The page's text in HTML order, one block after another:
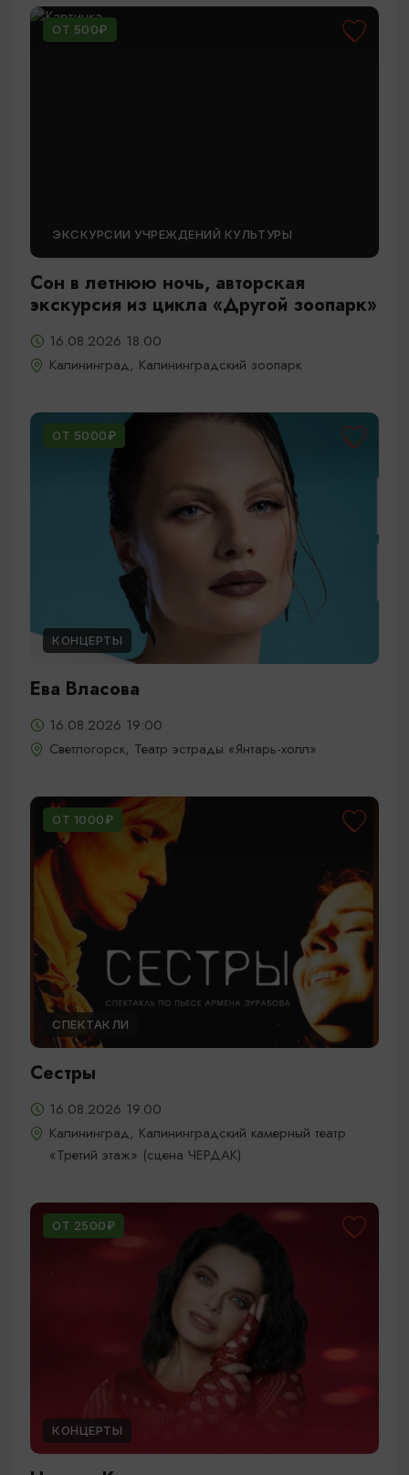
ОТ 500₽
ЭКСКУРСИИ УЧРЕЖДЕНИЙ КУЛЬТУРЫ
Сон в летнюю ночь, авторская
экскурсия из цикла «Другой зоопарк»
16.08.2026 18:00
Калининград, Калининградский зоопарк
ОТ 5000₽
КОНЦЕРТЫ
Ева Власова
16.08.2026 19:00
Светлогорск, Театр эстрады «Янтарь-холл»
ОТ 1000₽
СПЕКТАКЛИ
Сестры
16.08.2026 19.00
Калининград, Калининградский камерный театр
«Третий этаж» (сцена ЧЕРДАК)
ОТ 2500₽
КОНЦЕРТЫ